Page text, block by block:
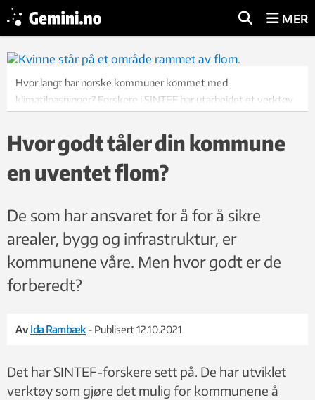
MER
Hvor langt har norske kommuner kommet med
klimatilpasninger? Forskere i SINTEF har utarbeidet et verktøy
Shutterstock
Hvor godt tåler din kommune
en uventet flom?
De som har ansvaret for å for å sikre
arealer, bygg og infrastruktur, er
kommunene våre. Men hvor godt er de
forberedt?
Av Ida Rambæk - Publisert 12.10.2021
Det har SINTEF-forskere sett på. De har utviklet
verktøy som gjøre det mulig for kommunene å